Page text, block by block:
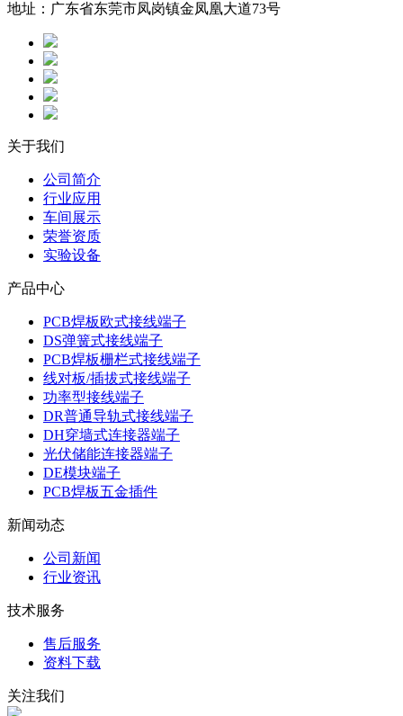
地址： 广东省东莞市凤岗镇金凤凰大道73号
关于我们
公司简介
行业应用
车间展示
荣誉资质
实验设备
产品中心
PCB焊板欧式接线端子
DS弹簧式接线端子
PCB焊板栅栏式接线端子
线对板/插拔式接线端子
功率型接线端子
DR普通导轨式接线端子
DH穿墙式连接器端子
光伏储能连接器端子
DE模块端子
PCB焊板五金插件
新闻动态
公司新闻
行业资讯
技术服务
售后服务
资料下载
关注我们